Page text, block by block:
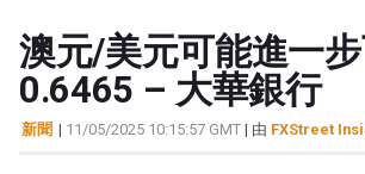
澳元/美元可能進一
0.6465 – 大華銀行
新聞 | 11/05/2025 10:15:57 GMT | 由 FXStreet